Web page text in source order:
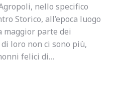
nello specifico
Storico, all’epoca luogo
maggior parte dei
loro non ci sono più,
felici di…